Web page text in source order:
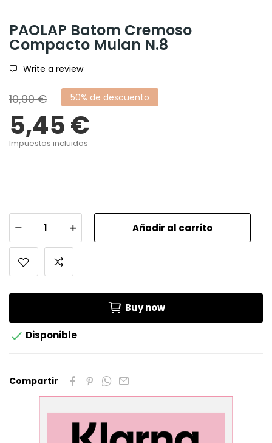
PAOLAP Batom Cremoso
Compacto Mulan N.8
Write a review
10,90 € 50% de descuento
5,45 €
Impuestos incluidos
Añadir al carrito
Buy now
 Disponible
Compartir